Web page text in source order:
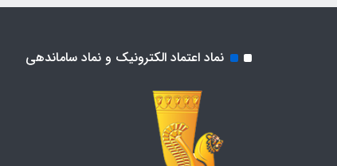
نماد اعتماد الکترونیک و نماد ساماندهی